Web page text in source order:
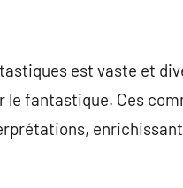
est vaste et
le fantastique. Ces